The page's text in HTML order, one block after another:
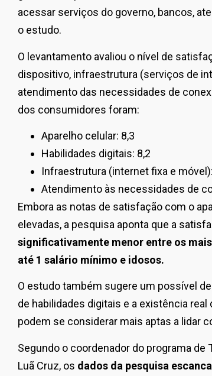
acessar serviços do governo, bancos,
o estudo.
O levantamento avaliou o nível de
dispositivo, infraestrutura (serviços de
atendimento das necessidades de
dos consumidores foram:
Aparelho celular: 8,3
Habilidades digitais: 8,2
Infraestrutura (internet fixa e
Atendimento às necessidades de
Embora as notas de satisfação com o
elevadas, a pesquisa aponta que a
significativamente menor entre os
até 1 salário mínimo e idosos.
O estudo também sugere um possível
de habilidades digitais e a existência
podem se considerar mais aptas a lidar
Segundo o coordenador do programa
Luã Cruz, os dados da pesquisa